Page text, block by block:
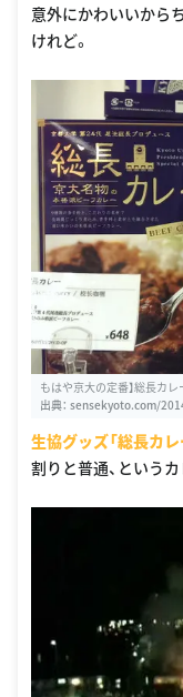
意外にかわいいから
けれど。
もはや京大の定番】総長カレ
出典： sensekyoto.com/
生協グッズ「総長カレ
割りと普通、というカ